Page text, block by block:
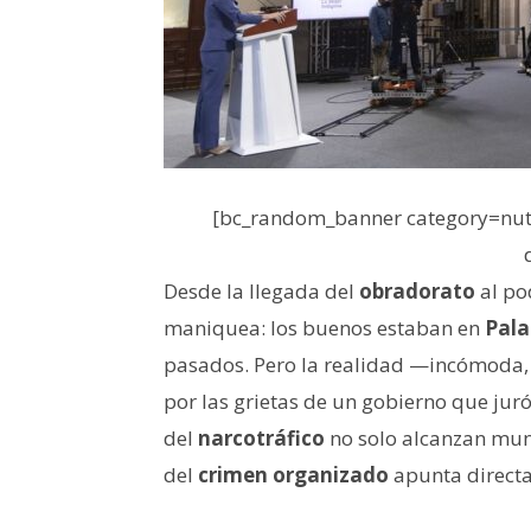
[bc_random_banner
Desde la llegada del obradorato al
maniquea: los buenos estaban en
pasados. Pero la realidad
por las grietas de un gobierno que
del narcotráfico no solo alcanzan
del crimen organizado apunta